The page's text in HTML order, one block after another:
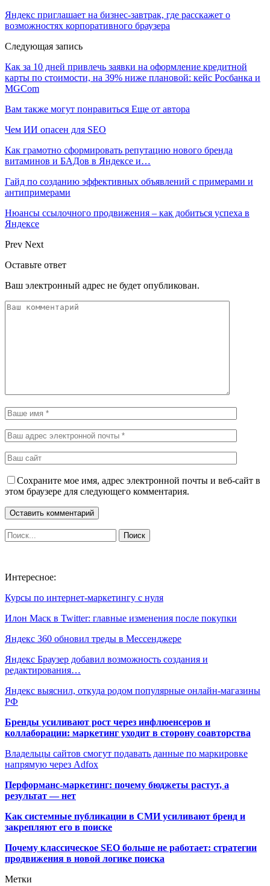
Яндекс приглашает на бизнес-завтрак, где расскажет о
возможностях корпоративного браузера
Следующая запись
Как за 10 дней привлечь заявки на оформление кредитной
карты по стоимости, на 39% ниже плановой: кейс Росбанка и
MGCom
Вам также могут понравиться Еще от автора
Чем ИИ опасен для SEO
Как грамотно сформировать репутацию нового бренда
витаминов и БАДов в Яндексе и…
Гайд по созданию эффективных объявлений с примерами и
антипримерами
Нюансы ссылочного продвижения – как добиться успеха в
Яндексе
Prev Next
Оставьте ответ
Ваш электронный адрес не будет опубликован.
Сохраните мое имя, адрес электронной почты и веб-сайт в
этом браузере для следующего комментария.
Интересное:
Курсы по интернет-маркетингу с нуля
Илон Маск в Twitter: главные изменения после покупки
Яндекс 360 обновил треды в Мессенджере
Яндекс Браузер добавил возможность создания и
редактирования…
Яндекс выяснил, откуда родом популярные онлайн-магазины
РФ
Бренды усиливают рост через инфлюенсеров и
коллаборации: маркетинг уходит в сторону соавторства
Владельцы сайтов смогут подавать данные по маркировке
напрямую через Adfox
Перформанс-маркетинг: почему бюджеты растут, а
результат — нет
Как системные публикации в СМИ усиливают бренд и
закрепляют его в поиске
Почему классическое SEO больше не работает: стратегии
продвижения в новой логике поиска
Метки